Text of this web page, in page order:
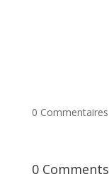
0 Commentaires
0 Comments